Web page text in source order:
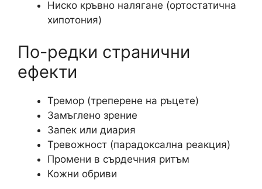
Ниско кръвно налягане (ортостатична
хипотония)
По-редки странични
ефекти
Тремор (треперене на ръцете)
Замъглено зрение
Запек или диария
Тревожност (парадоксална реакция)
Промени в сърдечния ритъм
Кожни обриви